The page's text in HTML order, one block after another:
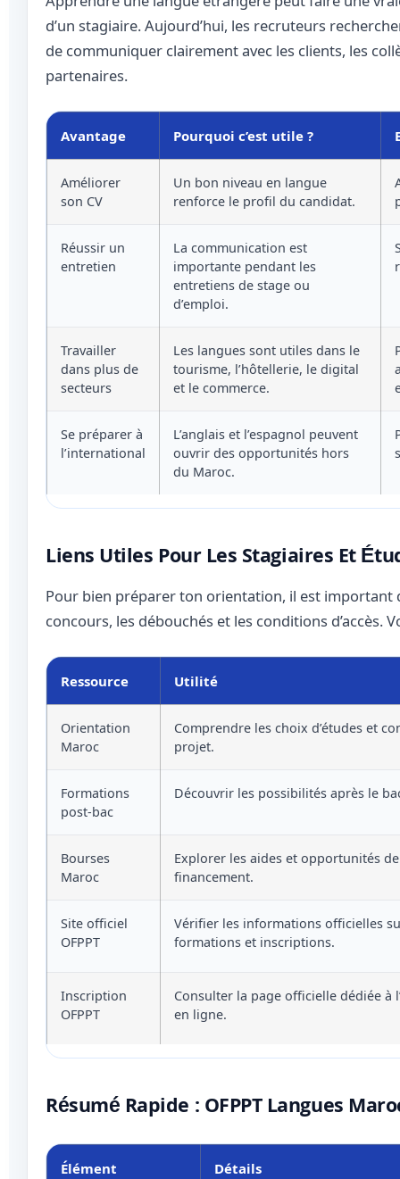
d’un stagiaire. Aujourd’hui, les recruteurs
de communiquer clairement avec les clients, les
partenaires.
Avantage Pourquoi c’est utile ?
Améliorer
son CV
Un bon niveau en langue
renforce le profil du candidat.
Réussir un
entretien
La communication est
importante pendant les
entretiens de stage ou
d’emploi.
Travailler
dans plus de
secteurs
Les langues sont utiles dans le
tourisme, l’hôtellerie, le digital
et le commerce.
Se préparer à
l’international
L’anglais et l’espagnol peuvent
ouvrir des opportunités hors
du Maroc.
Liens Utiles Pour Les Stagiaires Et
Pour bien préparer ton orientation, il est important
concours, les débouchés et les conditions d’accès.
Ressource Utilité
Orientation
Maroc
Comprendre les choix d’études et
projet.
Formations
post-bac
Découvrir les possibilités après le
Bourses
Maroc
Explorer les aides et opportunités de
financement.
Site officiel
OFPPT
Vérifier les informations officielles
formations et inscriptions.
Inscription
OFPPT
Consulter la page officielle dédiée à
en ligne.
Résumé Rapide : OFPPT Langues
Élément Détails